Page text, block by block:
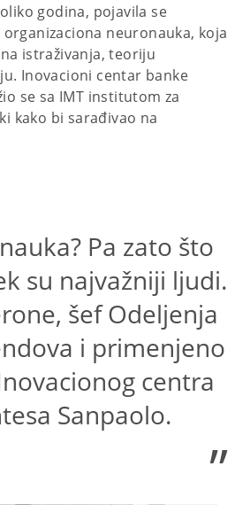
godina, pojavila se
neuronauka, koja
istraživanja, teoriju
Inovacioni centar banke
se sa IMT institutom za
kako bi sarađivao na
Pa zato što
su najvažniji ljudi.
šef Odeljenja
i primenjeno
centra
Sanpaolo.
”